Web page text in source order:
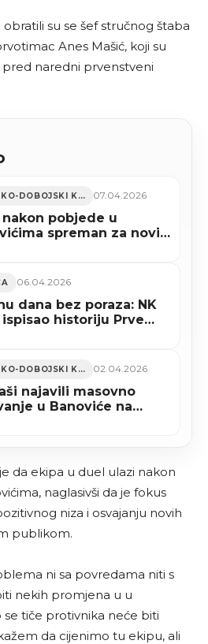
su se šef stručnog štaba
Anes Mašić, koji su
naredni prvenstveni
ZENIČKO-DOBOJSKI KANTON 07.04.2026
pobjede u
spreman za novi
06.04.2026
dana bez poraza: NK
historiju Prve
ZENIČKO-DOBOJSKI KANTON 02.04.2026
najavili masovno
u Banoviće na
da ekipa u duel ulazi nakon
naglasivši da je fokus
niza i osvajanju novih
publikom.
ni sa povredama niti s
nekih promjena u u
tiče protivnika neće biti
da cijenimo tu ekipu, ali